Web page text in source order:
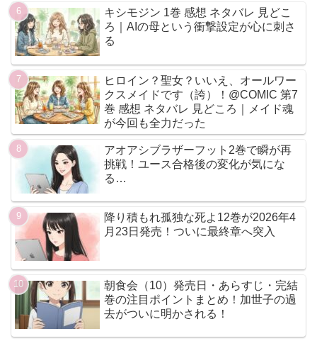
キシモジン 1巻 感想 ネタバレ 見どこ
ろ｜AIの母という衝撃設定が心に刺さ
る
ヒロイン？聖女？いいえ、オールワー
クスメイドです（誇）！@COMIC 第7
巻 感想 ネタバレ 見どころ｜メイド魂
が今回も全力だった
アオアシブラザーフット2巻で瞬が再
挑戦！ユース合格後の変化が気にな
る…
降り積もれ孤独な死よ12巻が2026年4
月23日発売！ついに最終章へ突入
朝食会（10）発売日・あらすじ・完結
巻の注目ポイントまとめ！加世子の過
去がついに明かされる！